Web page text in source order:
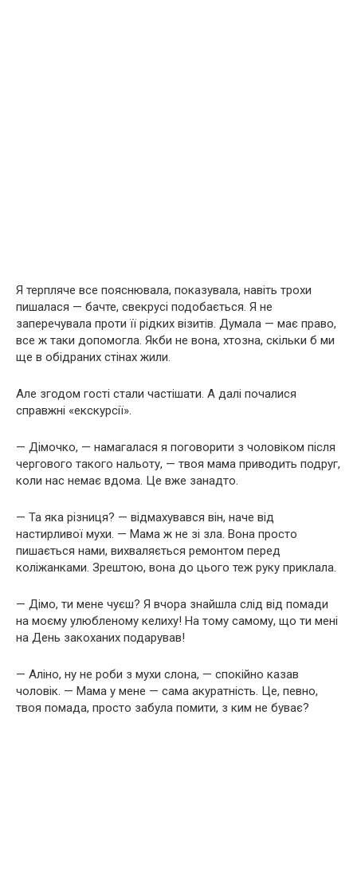
Я терпляче все пояснювала, показувала, навіть трохи
пишалася — бачте, свекрусі подобається. Я не
заперечувала проти її рідких візитів. Думала — має право,
все ж таки допомогла. Якби не вона, хтозна, скільки б ми
ще в обідраних стінах жили.
Але згодом гості стали частішати. А далі почалися
справжні «екскурсії».
— Дімочко, — намагалася я поговорити з чоловіком після
чергового такого нальоту, — твоя мама приводить подруг,
коли нас немає вдома. Це вже занадто.
— Та яка різниця? — відмахувався він, наче від
настирливої мухи. — Мама ж не зі зла. Вона просто
пишається нами, вихваляється ремонтом перед
коліжанками. Зрештою, вона до цього теж руку приклала.
— Дімо, ти мене чуєш? Я вчора знайшла слід від помади
на моєму улюбленому келиху! На тому самому, що ти мені
на День закоханих подарував!
— Аліно, ну не роби з мухи слона, — спокійно казав
чоловік. — Мама у мене — сама акуратність. Це, певно,
твоя помада, просто забула помити, з ким не буває?